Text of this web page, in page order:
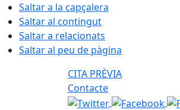
Saltar a la capçalera
Saltar al contingut
Saltar a relacionats
Saltar al peu de pàgina
CITA PRÈVIA
Contacte